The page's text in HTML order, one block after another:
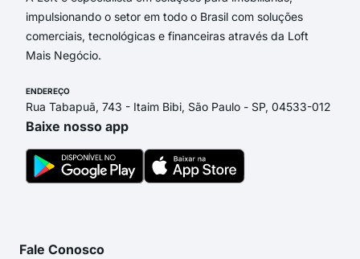
impulsionando o setor em todo o Brasil com soluções
comerciais, tecnológicas e financeiras através da Loft
Mais Negócio.
ENDEREÇO
Rua Tabapuã, 743 - Itaim Bibi, São Paulo - SP, 04533-012
Baixe nosso app
Fale Conosco